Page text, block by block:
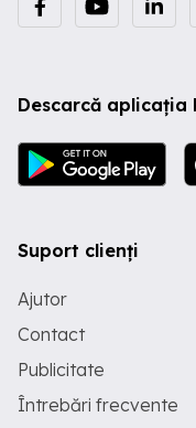
Descarcă aplicația
Suport clienți
Ajutor
Contact
Publicitate
Întrebări frecvente